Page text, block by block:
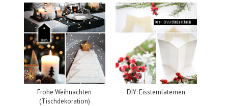
Frohe Weihnachten
(Tischdekoration)
DIY: Eissternlaternen